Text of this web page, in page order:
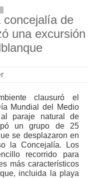
concejalía de
una excursión
clausuró el
Mundial del Medio
paraje natural de
un grupo de 25
se desplazaron en
la Concejalía. Los
recorrido para
más característicos
incluida la playa